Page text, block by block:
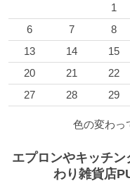
1
6
7 8
13
14 15
20
21 22
27
28 29
色の変わっ
エプロンやキッチ
わり雑貨店